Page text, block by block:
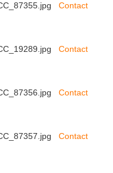
Contact
Contact
Contact
Contact